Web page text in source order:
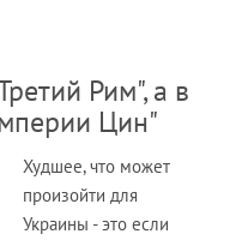
Рим", а в
Цин"
Худшее, что может
произойти для
Украины - это если